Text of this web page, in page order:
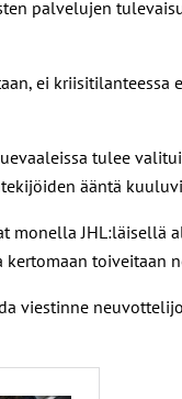
palvelujen
ei
tulee
ääntä
monella JHL:läisellä
toiveitaan
viestinne